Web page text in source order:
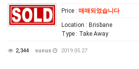
Price : 매매되었습니다
Location : Brisbane
Type : Take Away
2,344 sunus 2019.05.27